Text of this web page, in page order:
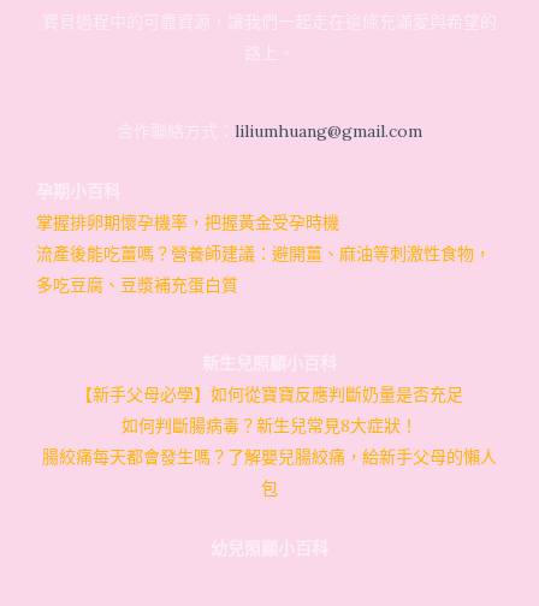
liliumhuang@gmail.com
掌握排卵期懷孕機率，把握黃金受孕時機
流產後能吃薑嗎？營養師建議：避開薑、麻油等刺激性食物，
多吃豆腐、豆漿補充蛋白質
【新手父母必學】如何從寶寶反應判斷奶量是否充足
如何判斷腸病毒？新生兒常見8大症狀！
腸絞痛每天都會發生嗎？了解嬰兒腸絞痛，給新手父母的懶人
包